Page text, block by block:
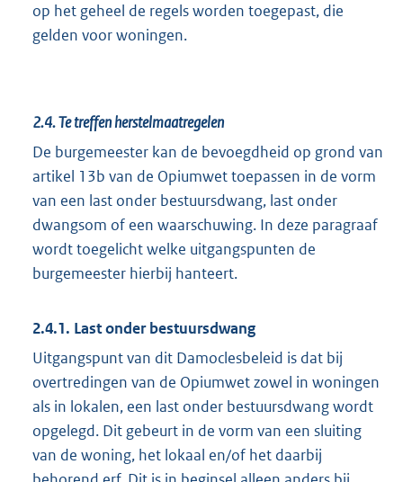
op het geheel de regels worden toegepast, die
gelden voor woningen.
2.4.Te treffen herstelmaatregelen
De burgemeester kan de bevoegdheid op grond van
artikel 13b van de Opiumwet toepassen in de vorm
van een last onder bestuursdwang, last onder
dwangsom of een waarschuwing. In deze paragraaf
wordt toegelicht welke uitgangspunten de
burgemeester hierbij hanteert.
2.4.1. Last onder bestuursdwang
Uitgangspunt van dit Damoclesbeleid is dat bij
overtredingen van de Opiumwet zowel in woningen
als in lokalen, een last onder bestuursdwang wordt
opgelegd. Dit gebeurt in de vorm van een sluiting
van de woning, het lokaal en/of het daarbij